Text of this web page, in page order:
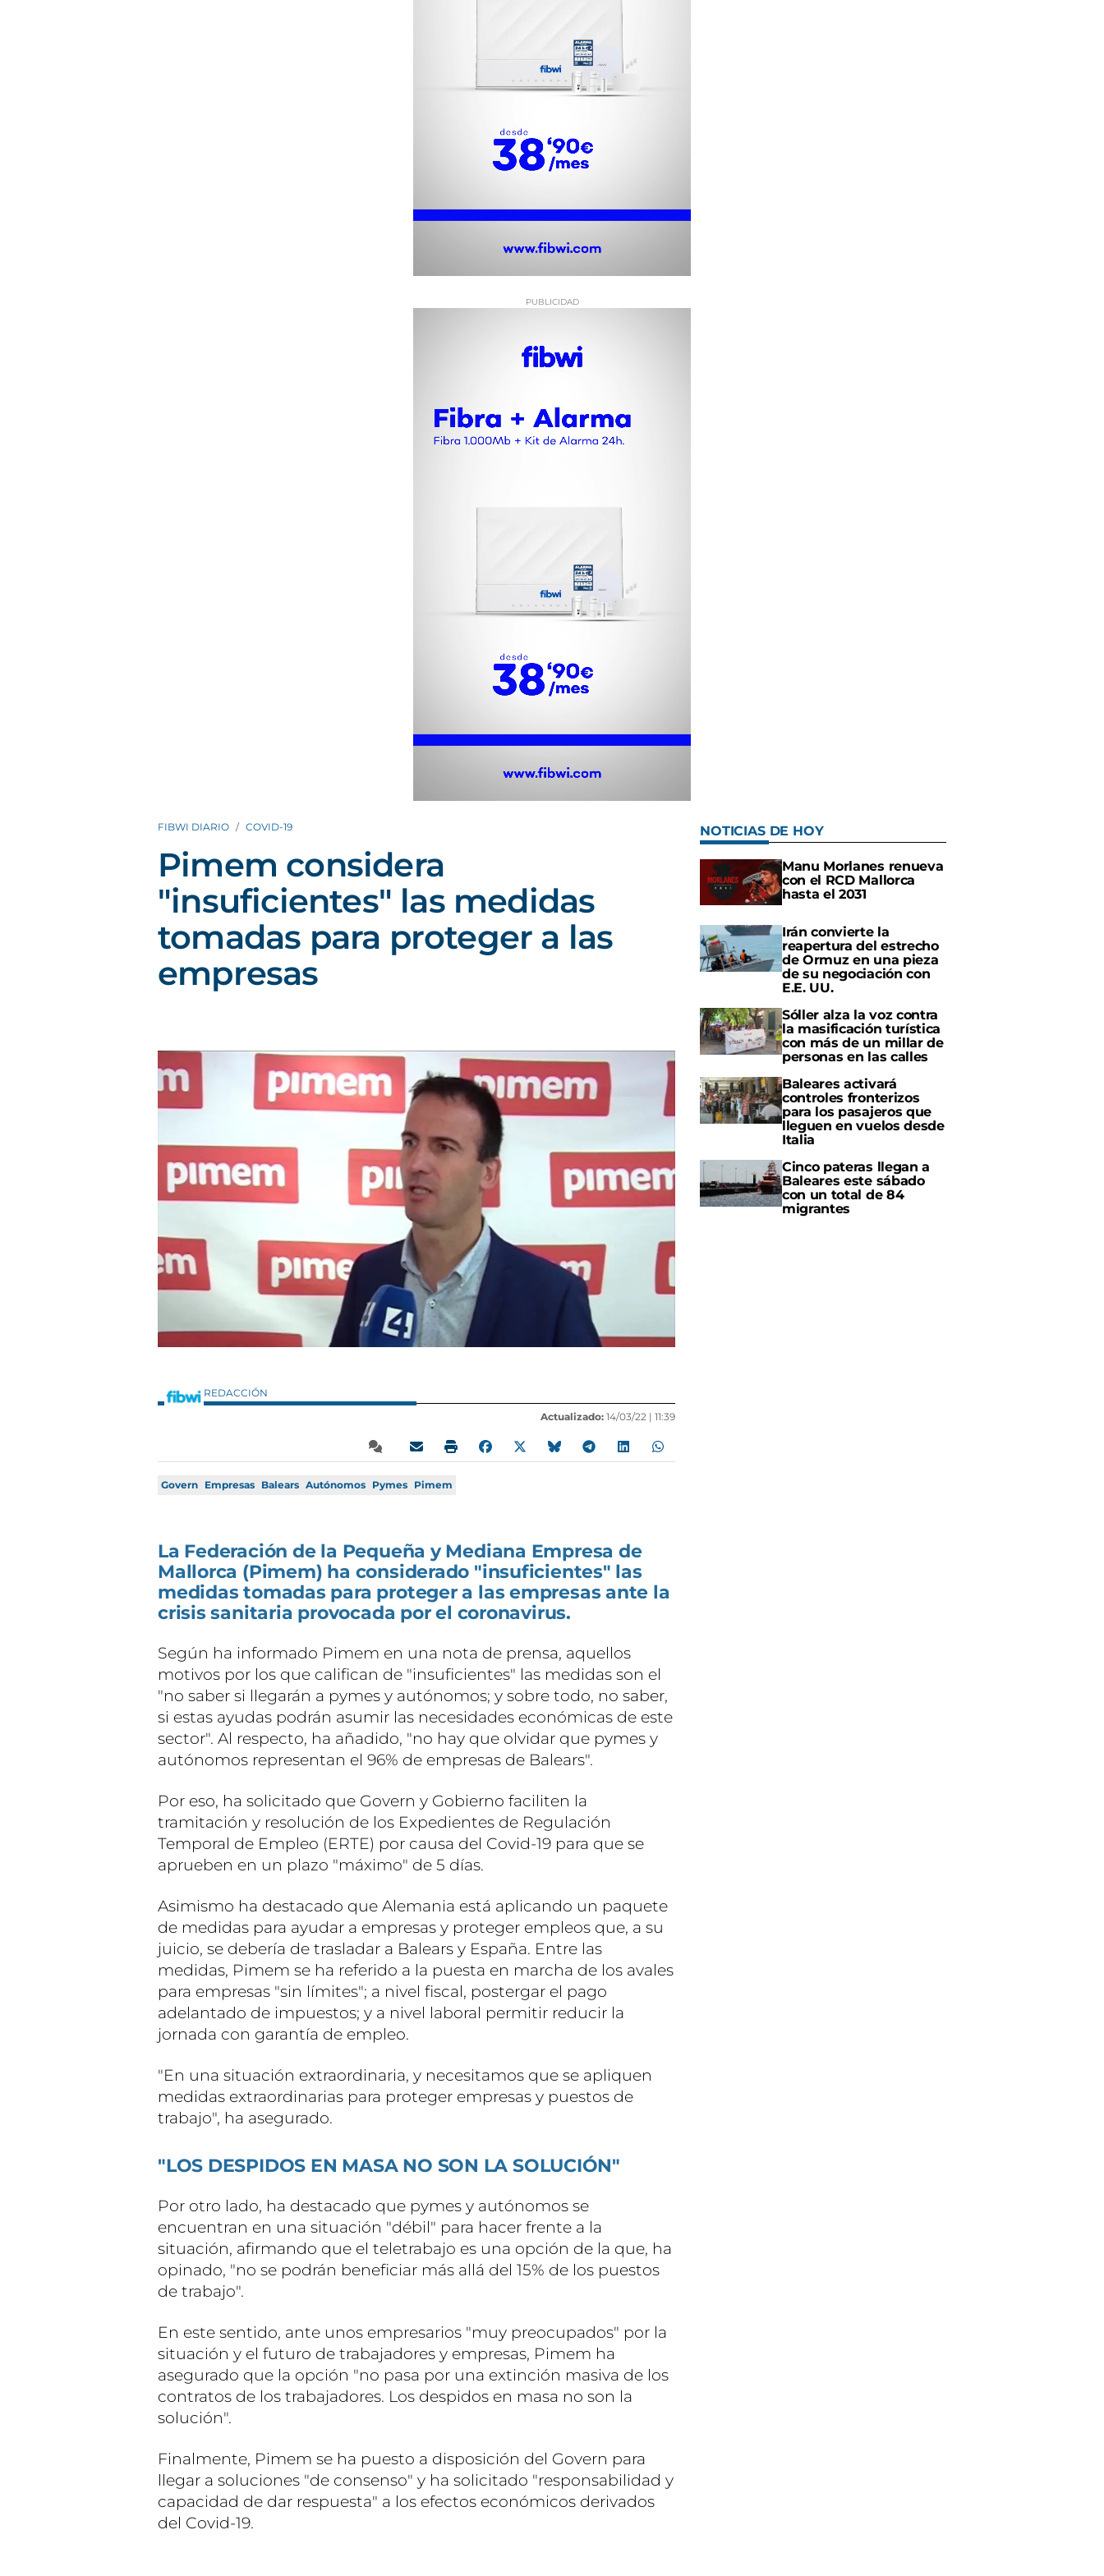
FIBWI DIARIO COVID-19
Pimem considera
"insuficientes" las medidas
tomadas para proteger a las
empresas
REDACCIÓN
Actualizado: 14/03/22 | 11:39
Govern Empresas Balears Autónomos Pymes Pimem
La Federación de la Pequeña y Mediana Empresa de
Mallorca (Pimem) ha considerado "insuficientes" las
medidas tomadas para proteger a las empresas ante la
crisis sanitaria provocada por el coronavirus.
Según ha informado Pimem en una nota de prensa, aquellos
motivos por los que califican de "insuficientes" las medidas son el
"no saber si llegarán a pymes y autónomos; y sobre todo, no saber,
si estas ayudas podrán asumir las necesidades económicas de este
sector". Al respecto, ha añadido, "no hay que olvidar que pymes y
autónomos representan el 96% de empresas de Balears".
Por eso, ha solicitado que Govern y Gobierno faciliten la
tramitación y resolución de los Expedientes de Regulación
Temporal de Empleo (ERTE) por causa del Covid-19 para que se
aprueben en un plazo "máximo" de 5 días.
Asimismo ha destacado que Alemania está aplicando un paquete
de medidas para ayudar a empresas y proteger empleos que, a su
juicio, se debería de trasladar a Balears y España. Entre las
medidas, Pimem se ha referido a la puesta en marcha de los avales
para empresas "sin límites"; a nivel fiscal, postergar el pago
adelantado de impuestos; y a nivel laboral permitir reducir la
jornada con garantía de empleo.
"En una situación extraordinaria, y necesitamos que se apliquen
medidas extraordinarias para proteger empresas y puestos de
trabajo", ha asegurado.
"LOS DESPIDOS EN MASA NO SON LA SOLUCIÓN"
Por otro lado, ha destacado que pymes y autónomos se
encuentran en una situación "débil" para hacer frente a la
situación, afirmando que el teletrabajo es una opción de la que, ha
opinado, "no se podrán beneficiar más allá del 15% de los puestos
de trabajo".
En este sentido, ante unos empresarios "muy preocupados" por la
situación y el futuro de trabajadores y empresas, Pimem ha
asegurado que la opción "no pasa por una extinción masiva de los
contratos de los trabajadores. Los despidos en masa no son la
solución".
Finalmente, Pimem se ha puesto a disposición del Govern para
llegar a soluciones "de consenso" y ha solicitado "responsabilidad y
capacidad de dar respuesta" a los efectos económicos derivados
del Covid-19.
NOTICIAS DE HOY
Manu Morlanes renueva
con el RCD Mallorca
hasta el 2031
Irán convierte la
reapertura del estrecho
de Ormuz en una pieza
de su negociación con
E.E. UU.
Sóller alza la voz contra
la masificación turística
con más de un millar de
personas en las calles
Baleares activará
controles fronterizos
para los pasajeros que
lleguen en vuelos desde
Italia
Cinco pateras llegan a
Baleares este sábado
con un total de 84
migrantes